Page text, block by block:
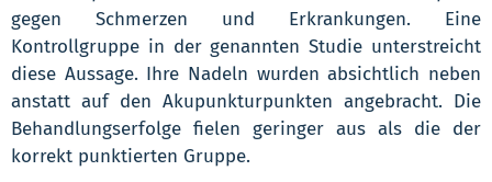
gegen Schmerzen und Erkrankungen. Eine
Kontrollgruppe in der genannten Studie unterstreicht
diese Aussage. Ihre Nadeln wurden absichtlich neben
anstatt auf den Akupunkturpunkten angebracht. Die
Behandlungserfolge fielen geringer aus als die der
korrekt punktierten Gruppe.